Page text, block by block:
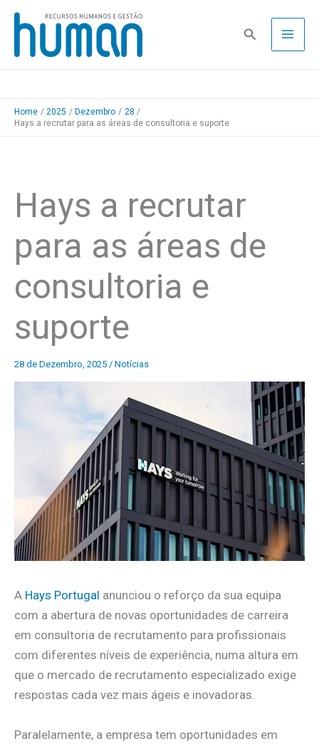
Skip
content
Pesquisa
Home 2025 Dezembro
28
Hays a recrutar para as áreas de consultoria e suporte
Hays a recrutar
para as áreas de
consultoria e
suporte
28 de Dezembro, 2025 / Notícias
A Hays Portugal anunciou o reforço da sua equipa
com a abertura de novas oportunidades de carreira
em consultoria de recrutamento para profissionais
com diferentes níveis de experiência, numa altura em
que o mercado de recrutamento especializado exige
respostas cada vez mais ágeis e inovadoras.
Paralelamente, a empresa tem oportunidades em